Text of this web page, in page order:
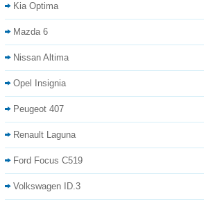
Kia Optima
Mazda 6
Nissan Altima
Opel Insignia
Peugeot 407
Renault Laguna
Ford Focus C519
Volkswagen ID.3